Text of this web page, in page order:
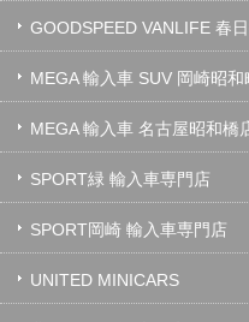
GOODSPEED VANLIFE 春
MEGA 輸入車 SUV 岡崎昭和
MEGA 輸入車 名古屋昭和橋
SPORT緑 輸入車専門店
SPORT岡崎 輸入車専門店
UNITED MINICARS